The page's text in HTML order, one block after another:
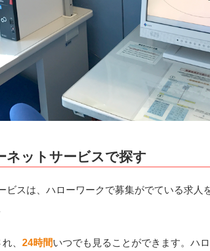
ネットサービスで探す
ビスは、ハローワークで募集がでている求人
、 24時間いつでも見ることができます。ハ